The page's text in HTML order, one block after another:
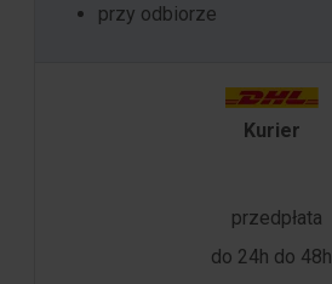
przy odbiorze
Kurier
przedpłata
do 24h do 48h